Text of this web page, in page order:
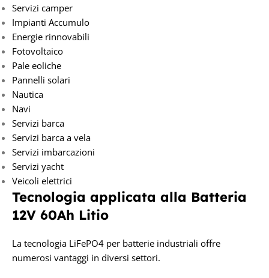
Servizi camper
Impianti Accumulo
Energie rinnovabili
Fotovoltaico
Pale eoliche
Pannelli solari
Nautica
Navi
Servizi barca
Servizi barca a vela
Servizi imbarcazioni
Servizi yacht
Veicoli elettrici
Tecnologia applicata alla Batteria
12V 60Ah Litio
La tecnologia LiFePO4 per batterie industriali offre
numerosi vantaggi in diversi settori.